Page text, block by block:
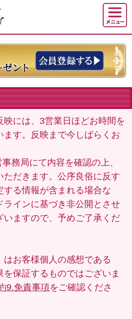
には、3営業日ほどお時間を
ます。反映まで今しばらくお
務局にて内容を確認の上、
ただきます。公序良俗に反す
する情報が含まれる場合な
ラインに基づき非公開とさせ
いますので、予めご了承くだ
はお客様個人の感想である
保証するものではございま
9.免責事項をご確認くださ